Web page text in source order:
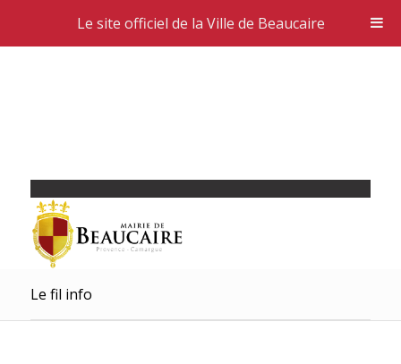
Le fil info
Le site officiel de la Ville de Beaucaire